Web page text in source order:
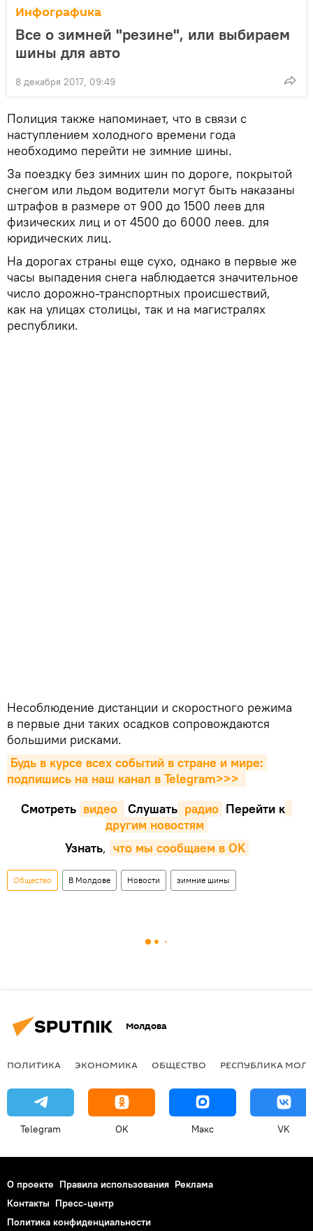
Инфографика
Все о зимней "резине", или выбираем
шины для авто
8 декабря 2017, 09:49
Полиция также напоминает, что в связи с
наступлением холодного времени года
необходимо перейти не зимние шины.
За поездку без зимних шин по дороге, покрытой
снегом или льдом водители могут быть наказаны
штрафов в размере от 900 до 1500 леев для
физических лиц и от 4500 до 6000 леев. для
юридических лиц.
На дорогах страны еще сухо, однако в первые же
часы выпадения снега наблюдается значительное
число дорожно-транспортных происшествий,
как на улицах столицы, так и на магистралях
республики.
Несоблюдение дистанции и скоростного режима
в первые дни таких осадков сопровождаются
большими рисками.
Будь в курсе всех событий в стране и мире:
подпишись на наш канал в Telegram>>>
Смотреть видео Cлушать радио Перейти к
другим новостям
Узнать, что мы сообщаем в OK
Общество В Молдове Новости зимние шины
Молдова
ПОЛИТИКА ЭКОНОМИКА ОБЩЕСТВО РЕСПУБЛИКА
Telegram OK Макс VK
О проекте Правила использования Реклама
Контакты Пресс-центр
Политика конфиденциальности